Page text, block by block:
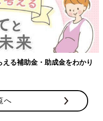
機嫌がよくてよく手足を動
まま様子を見ていてよいで
張っていると、食欲がなく
る補助金・助成金をわかり
へ